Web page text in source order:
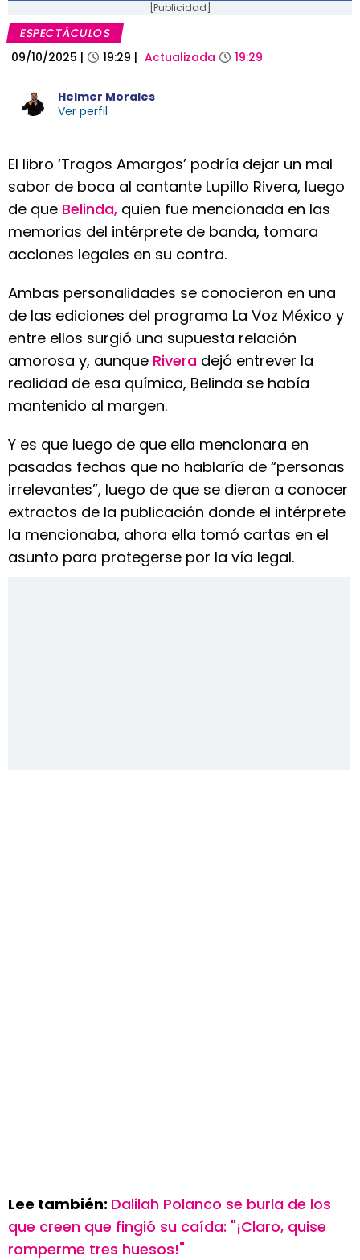
[Publicidad]
ESPECTÁCULOS
09/10/2025 | 19:29 | Actualizada 19:29
Helmer Morales
Ver perfil
El libro ‘Tragos Amargos’ podría dejar un mal
sabor de boca al cantante Lupillo Rivera, luego
de que Belinda, quien fue mencionada en las
memorias del intérprete de banda, tomara
acciones legales en su contra.
Ambas personalidades se conocieron en una
de las ediciones del programa La Voz México y
entre ellos surgió una supuesta relación
amorosa y, aunque Rivera dejó entrever la
realidad de esa química, Belinda se había
mantenido al margen.
Y es que luego de que ella mencionara en
pasadas fechas que no hablaría de “personas
irrelevantes”, luego de que se dieran a conocer
extractos de la publicación donde el intérprete
la mencionaba, ahora ella tomó cartas en el
asunto para protegerse por la vía legal.
Lee también: Dalilah Polanco se burla de los
que creen que fingió su caída: "¡Claro, quise
romperme tres huesos!"